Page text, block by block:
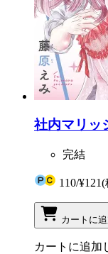
社内マリッ
完結
110/¥121(
カートに
カートに追加